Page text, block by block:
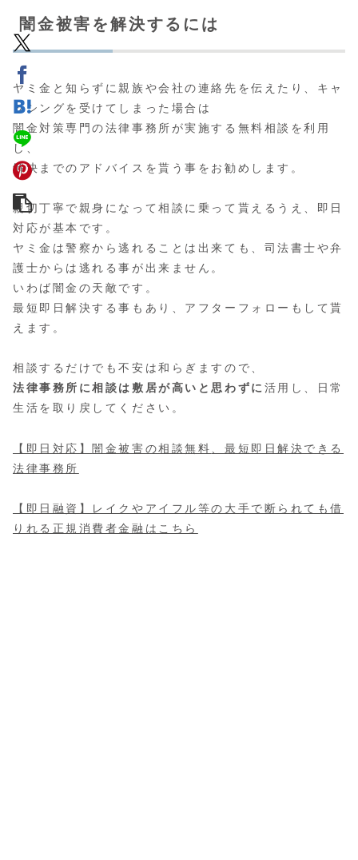
闇金被害を解決するには
ヤミ金と知らずに親族や会社の連絡先を伝えたり、キャ
ッシングを受けてしまった場合は
闇金対策専門の法律事務所が実施する無料相談 を利用
し、
解決までのアドバイスを貰う事をお勧めします。
親切丁寧で親身になって相談に乗って貰えるうえ、即日
対応が基本です。
ヤミ金は警察から逃れることは出来ても、司法書士や弁
護士からは逃れる事が出来ません。
いわば闇金の天敵です。
最短即日解決する事もあり、アフターフォローもして貰
えます。
相談するだけでも不安は和らぎますので、
法律事務所に相談は敷居が高いと思わずに活用し、日常
生活を取り戻してください。
【即日対応】闇金被害の相談無料
、最短即日解決できる
法律事務所
【即日融資】レイクやアイフル等の大手で断られても借
りれる正規消費者金融はこちら